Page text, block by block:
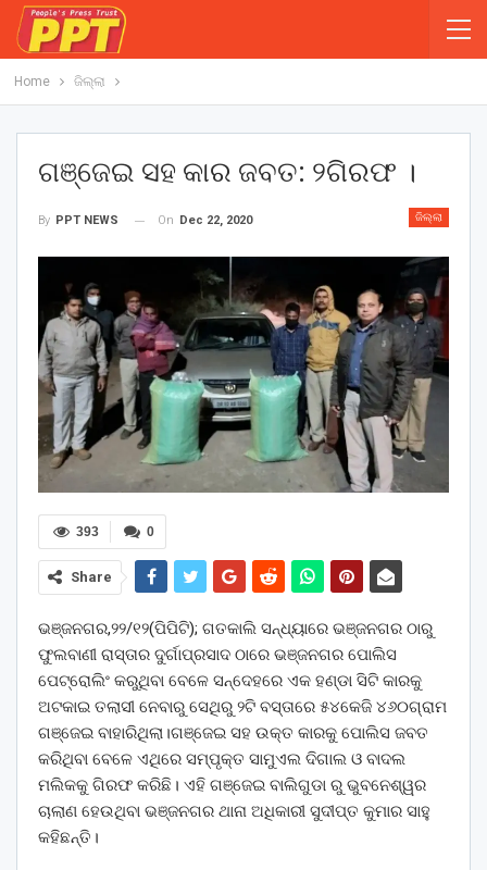
Home ଜିଲ୍ଲା
ଗଞ୍ଜେଇ ସହ କାର ଜବତ: ୨ଗିରଫ ।
ଜିଲ୍ଲା
By PPT NEWS On Dec 22, 2020
0
393
Share
ଭଞ୍ଜନଗର,୨୨/୧୨(ପିପିଟି); ଗତକାଲି ସନ୍ଧ୍ୟାରେ ଭଞ୍ଜନଗର ଠାରୁ
ଫୁଲବାଣୀ ରାସ୍ତାର ଦୁର୍ଗାପ୍ରସାଦ ଠାରେ ଭଞ୍ଜନଗର ପୋଲିସ
ପେଟ୍ରୋଲିଂ କରୁଥିବା ବେଳେ ସନ୍ଦେହରେ ଏକ ହଣ୍ଡା ସିଟି କାରକୁ
ଅଟକାଇ ତଲାସୀ ନେବାରୁ ସେଥିରୁ ୨ଟି ବସ୍ତାରେ ୫୪କେଜି ୪୬୦ଗ୍ରାମ
ଗଞ୍ଜେଇ ବାହାରିଥିଲା।ଗଞ୍ଜେଇ ସହ ଉକ୍ତ କାରକୁ ପୋଲିସ ଜବତ
କରିଥିବା ବେଳେ ଏଥିରେ ସମ୍ପୃକ୍ତ ସାମୁଏଲ ଦିଗାଲ ଓ ବାଦଲ
ମଲିକକୁ ଗିରଫ କରିଛି। ଏହି ଗଞ୍ଜେଇ ବାଲିଗୁଡା ରୁ ଭୁବନେଶ୍ୱର
ଚାଲାଣ ହେଉଥିବା ଭଞ୍ଜନଗର ଥାନା ଅଧିକାରୀ ସୁଦୀପ୍ତ କୁମାର ସାହୁ
କହିଛନ୍ତି।